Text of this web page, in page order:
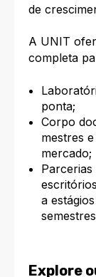
de
A UNIT
completa
ponta;
Corpo
mestres
mercado;
a
Explore